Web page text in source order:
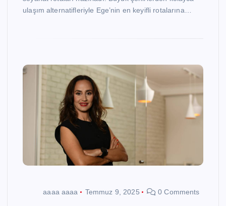
ulaşım alternatifleriyle Ege’nin en keyifli rotalarına…
aaaa aaaa Temmuz 9, 2025 0 Comments